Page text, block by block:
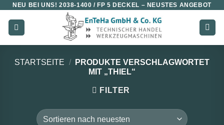
Zum
Inhalt
springen
NEU BEI UNS!2038-1400 / FP 5 DECKEL – NEUSTES ANGEBOT
STARTSEITE /
PRODUKTE VERSCHLAGWORTET
MIT „THIEL“
FILTER